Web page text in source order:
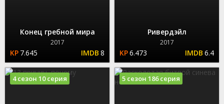
Конец гребной мира
2017
7.645 8
Ривердэйл
2017
6.473 6.4
4 сезон 10 серия 5 сезон 186 серия